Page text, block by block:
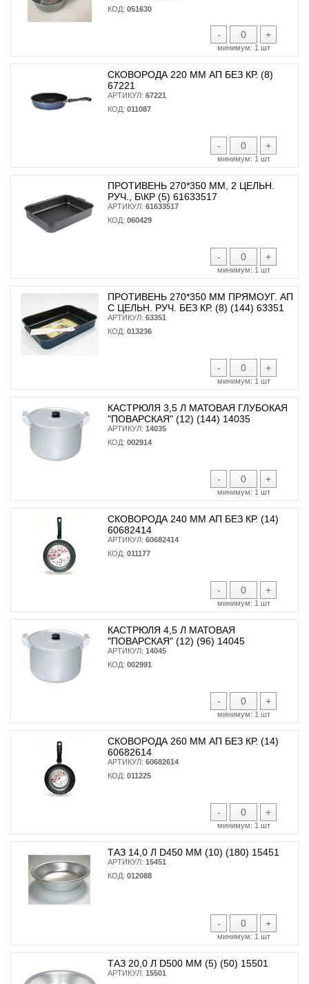
КОД: 051630
- +
минимум: 1 шт
СКОВОРОДА 220 ММ АП БЕЗ КР. (8)
67221
АРТИКУЛ: 67221
КОД: 011087
- +
минимум: 1 шт
ПРОТИВЕНЬ 270*350 ММ, 2 ЦЕЛЬН.
РУЧ., Б\КР (5) 61633517
АРТИКУЛ: 61633517
КОД: 060429
- +
минимум: 1 шт
ПРОТИВЕНЬ 270*350 ММ ПРЯМОУГ. АП
С ЦЕЛЬН. РУЧ. БЕЗ КР. (8) (144) 63351
АРТИКУЛ: 63351
КОД: 013236
- +
минимум: 1 шт
КАСТРЮЛЯ 3,5 Л МАТОВАЯ ГЛУБОКАЯ
"ПОВАРСКАЯ" (12) (144) 14035
АРТИКУЛ: 14035
КОД: 002914
- +
минимум: 1 шт
СКОВОРОДА 240 ММ АП БЕЗ КР. (14)
60682414
АРТИКУЛ: 60682414
КОД: 011177
- +
минимум: 1 шт
КАСТРЮЛЯ 4,5 Л МАТОВАЯ
"ПОВАРСКАЯ" (12) (96) 14045
АРТИКУЛ: 14045
КОД: 002991
- +
минимум: 1 шт
СКОВОРОДА 260 ММ АП БЕЗ КР. (14)
60682614
АРТИКУЛ: 60682614
КОД: 011225
- +
минимум: 1 шт
ТАЗ 14,0 Л D450 ММ (10) (180) 15451
АРТИКУЛ: 15451
КОД: 012088
- +
минимум: 1 шт
ТАЗ 20,0 Л D500 ММ (5) (50) 15501
АРТИКУЛ: 15501